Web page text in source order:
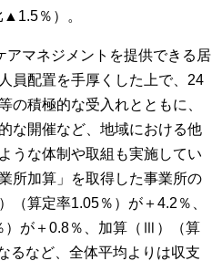
▲ 1.5％）。
マネジメントを提供できる居
員配置を手厚くした上で、 24
の積極的な受入れとともに、
な開催など、地域における他
うな体制や取組も実施してい
所加算」を取得した事業所の
（算定率1.05％）が＋4.2 ％、
）が＋0.8％、加算（Ⅲ）（算
るなど、全体平均よりは収支